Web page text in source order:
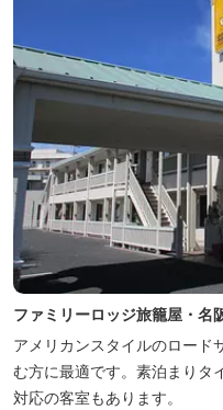
ファミリーロッジ旅籠屋・名
アメリカンスタイルのロード
む方に最適です。素泊まりタ
対応の客室もあります。